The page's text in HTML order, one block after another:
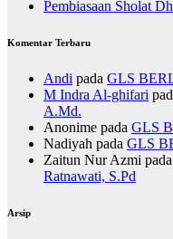
Pembiasaan Sholat
Komentar Terbaru
Andi pada GLS
M Indra Al-ghifari
A.Md.
Anonime pada GLS
Nadiyah pada GLS
Zaitun Nur Azmi pada
Ratnawati, S.Pd
Arsip